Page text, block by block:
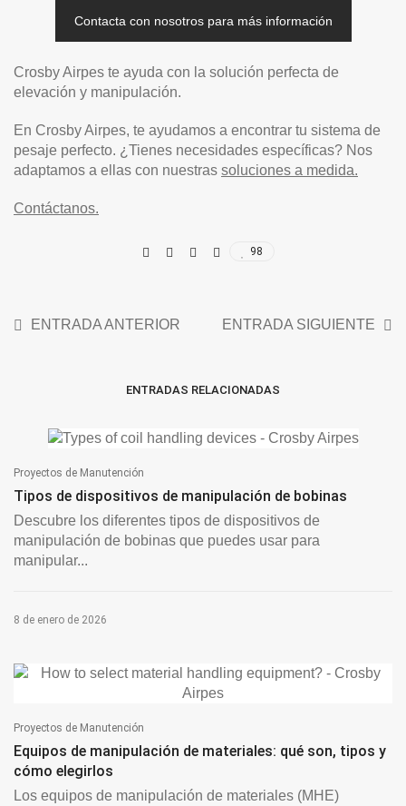
Contacta con nosotros para más información
Crosby Airpes te ayuda con la solución perfecta de
elevación y manipulación.
En Crosby Airpes, te ayudamos a encontrar tu sistema de
pesaje perfecto. ¿Tienes necesidades específicas? Nos
adaptamos a ellas con nuestras soluciones a medida.
Contáctanos.
98
ENTRADA ANTERIOR ENTRADA SIGUIENTE
ENTRADAS RELACIONADAS
Proyectos de Manutención
Tipos de dispositivos de manipulación de bobinas
Descubre los diferentes tipos de dispositivos de
manipulación de bobinas que puedes usar para
manipular...
8 de enero de 2026
Proyectos de Manutención
Equipos de manipulación de materiales: qué son, tipos y
cómo elegirlos
Los equipos de manipulación de materiales (MHE)